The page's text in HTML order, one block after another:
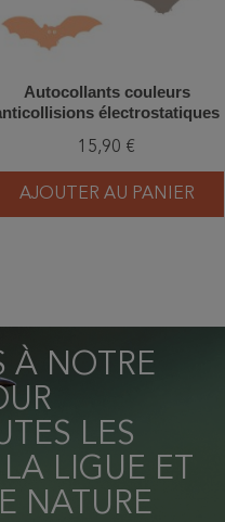
Autocollants couleurs
électrostatiques
15,90 €
AJOUTER AU PANIER
À NOTRE
LES
LIGUE ET
NATURE